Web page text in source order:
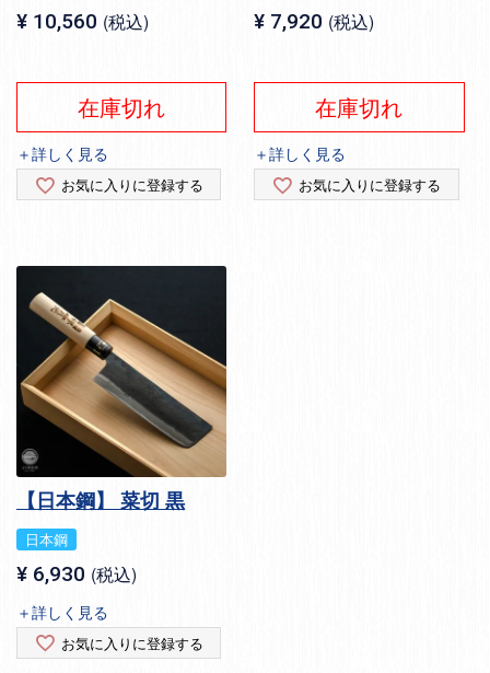
¥ 10,560 税込
在庫切れ
＋詳しく見る
お気に入りに登録する
¥ 7,920 税込
在庫切れ
＋詳しく見る
お気に入りに登録する
【日本鋼】 菜切 黒
日本鋼
¥ 6,930 税込
＋詳しく見る
お気に入りに登録する